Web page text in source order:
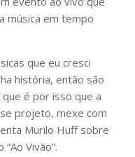
música em tempo
que eu cresci
história, então são
é por isso que a
projeto, mexe com
Murilo Huff sobre
Vivão”.